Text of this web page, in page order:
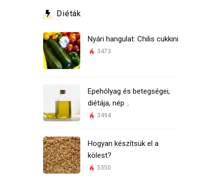
Diéták
Nyári hangulat: Chilis cukkini
3473
Epehólyag és betegségei,
diétája, nép ..
3494
Hogyan készítsük el a
kölest?
5350